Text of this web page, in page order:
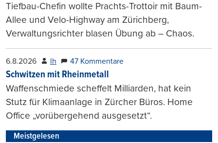
Tiefbau-Chefin wollte Prachts-Trottoir mit Baum-
Allee und Velo-Highway am Zürichberg,
Verwaltungsrichter blasen Übung ab – Chaos.
6.8.2026 lh 47 Kommentare
Schwitzen mit Rheinmetall
Waffenschmiede scheffelt Milliarden, hat kein
Stutz für Klimaanlage in Zürcher Büros. Home
Office „vorübergehend ausgesetzt“.
Meistgelesen